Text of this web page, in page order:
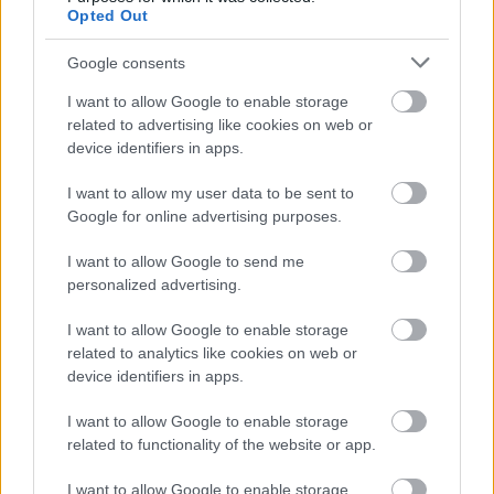
Opted Out
Google consents
I want to allow Google to enable storage
related to advertising like cookies on web or
device identifiers in apps.
I want to allow my user data to be sent to
Google for online advertising purposes.
I want to allow Google to send me
personalized advertising.
I want to allow Google to enable storage
related to analytics like cookies on web or
device identifiers in apps.
I want to allow Google to enable storage
related to functionality of the website or app.
I want to allow Google to enable storage
minden és mindenki csak azt akarja tőled, hogy ölj,
teljesen szétcsúszott az évek során, a mechanikák pedig
egyre csak gyarapodtak.
Amennyiben ma valaki leül kipróbálni a World of
Warcraftot, az azonnal az Exile's Reach nevű szigetre
kerül friss karakterével. Bár a Shadowlandsszel érkezett
MMO alapjait, utána már rögtön a Battle for Azeroth
eseményeinek közepébe csöppennek az újoncok. Egy
olyan háború forgataga ragadja őket magával, amiről jó
eséllyel semmit sem tudnak, és innentől csak úgy
záporoznak az ismeretlen nevek, fogalmak és a